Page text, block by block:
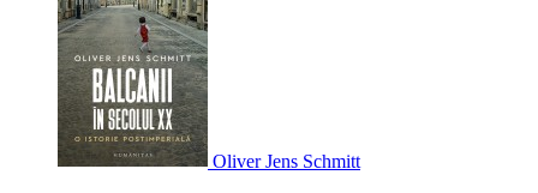
Oliver Jens Schmitt